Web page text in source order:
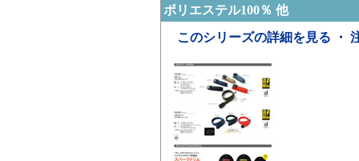
ポリエステル100％ 他
このシリーズの詳細を見る ・